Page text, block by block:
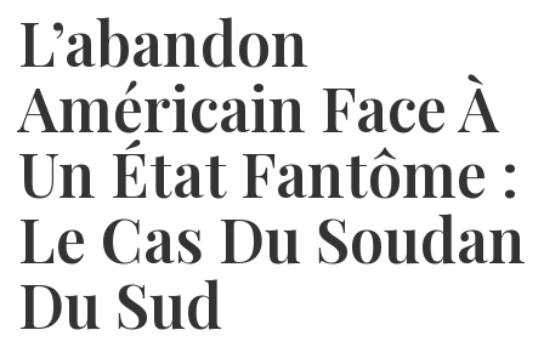
L’abandon
Américain Face À
Un État Fantôme :
Le Cas Du Soudan
Du Sud